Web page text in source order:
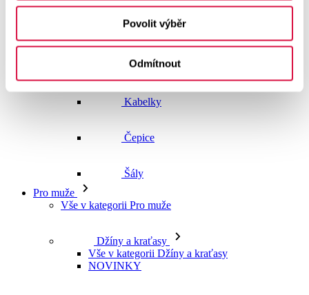
Povolit výběr
Odmítnout
Pásky
Peněženky
Kabelky
Čepice
Šály
Pro muže
Vše v kategorii Pro muže
Džíny a kraťasy
Vše v kategorii Džíny a kraťasy
NOVINKY